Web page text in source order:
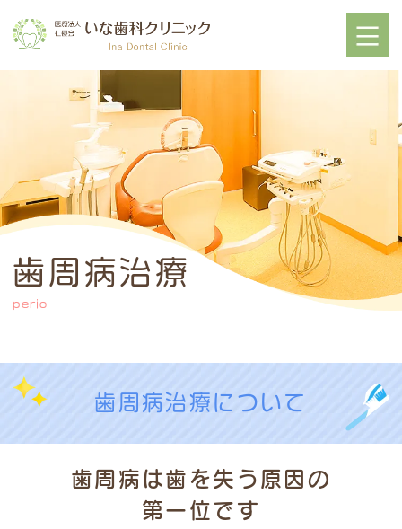
歯周病治療
perio
歯周病治療について
歯周病は歯を失う原因の
第一位です